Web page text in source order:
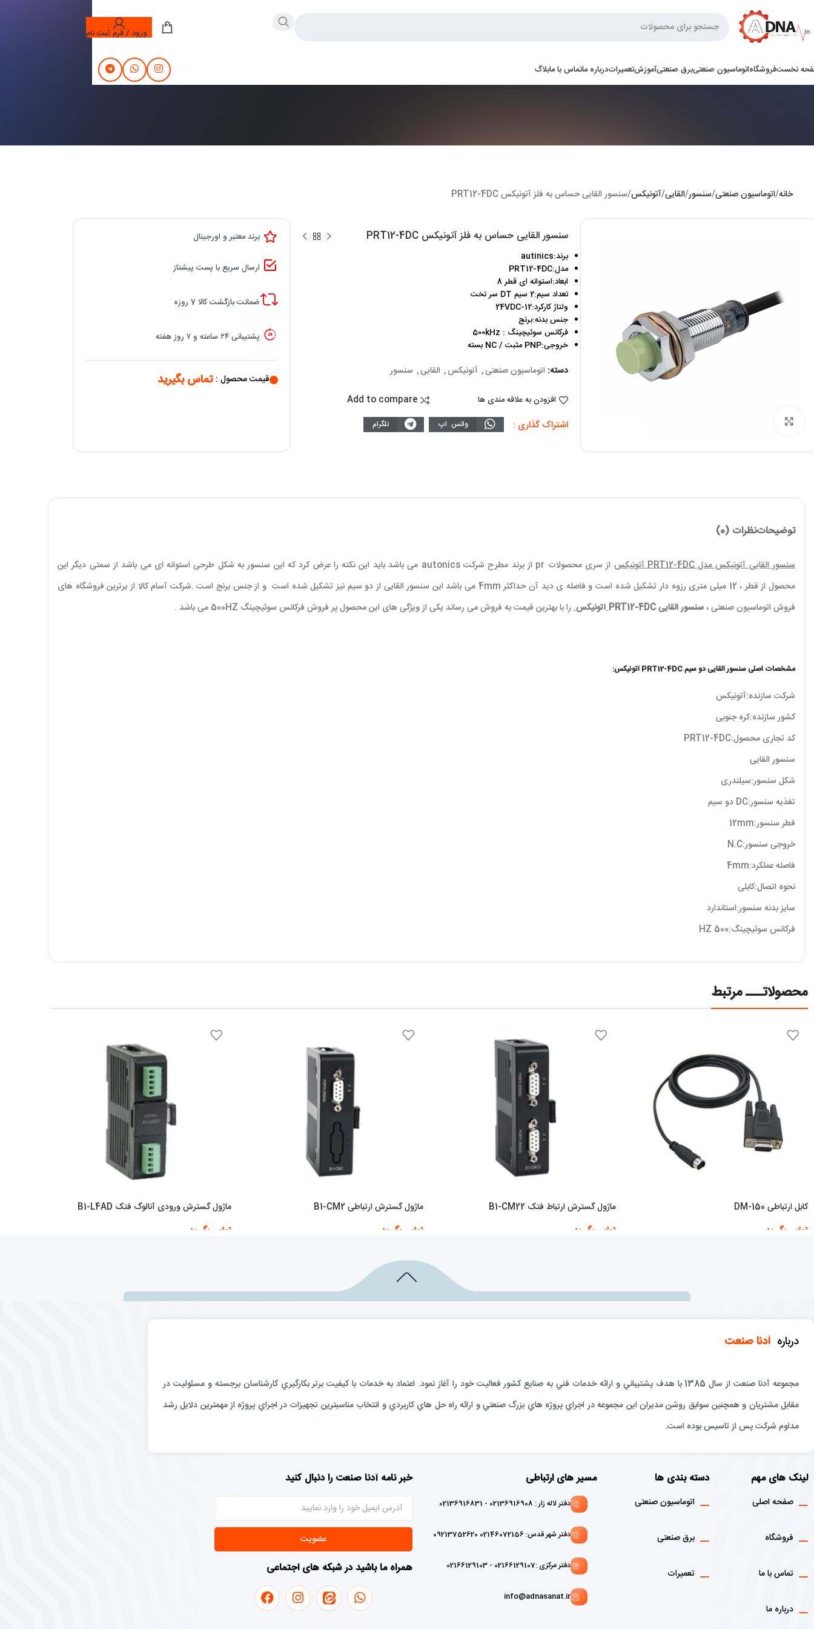
ورود / فرم ثبت نام
نخستفروشگاهاتوماسیون صنعتیبرق صنعتیآموزشتعمیراتدرباره ماتماس با مابلاگ
خانه اتوماسیون صنعتی سنسور القایی آتونیکس سنسور القایی حساس به فلز آتونیکس PRT12-4DC
سنسور القایی حساس به فلز آتونیکس PRT12-4DC
برند:autinics
مدل:PRT12-4DC
ابعاد:استوانه ای قطر 8
تعداد سیم:2 سیم DT سر تخت
ولتاژ کارکرد:12-24VDC
جنس بدنه:برنج
فرکانس سوئیچینگ : 500kHz
خروجی:PNP مثبت / NC بسته
دسته: اتوماسیون صنعتی, آتونیکس, القایی, سنسور
افزودن به علاقه مندی ها Add to compare
اشتراک گذاری : واتس اپ تلگرام
برند معتبر و اورجینال
ارسال سریع با پست پیشتاز
ضمانت بازگشت کالا 7 روزه
پشتیبانی ۲۴ ساعته و ۷ روز هفته
قیمت محصول : تماس بگیرید
توضیحاتنظرات (0)
سنسور القایی آتونیکس مدل PRT12-4DC آتونیکس
از سری محصولات pr از برند مطرح شرکت autonics می باشد باید این نکته را عرض کرد که این سنسور به شکل طرحی استوانه ای می باشد از سمتی دیگر این
محصول از قطر ، 12 میلی متری رزوه دار تشکیل شده است و فاصله ی دید آن حداکثر 4mm می باشد این سنسور القایی از دو سیم نیز تشکیل شده است و از جنس برنج است .شرکت آسام کالا از برترین فروشگاه های
فروش اتوماسیون صنعتی ، سنسور القایی PRT12-4DC آتونیکس را با بهترین قیمت به فروش می رساند یکی از ویژگی های این محصول پر فروش فرکانس سوئیچینگ 500HZ می باشد .
مشخصات اصلی سنسور القایی دو سیم PRT12-4DC آتونیکس:
شرکت سازنده:آتونیکس
کشور سازنده:کره جنوبی
کد تجاری محصول:PRT12-4DC
سنسور القایی
شکل سنسور:سیلندری
تغذیه سنسور:DC دو سیم
قطر سنسور:12mm
خروجی سنسور:N.C
فاصله عملکرد:4mm
نحوه اتصال:کابلی
سایز بدنه سنسور:استاندارد
فرکانس سوئیچینگ:HZ 500
محصولاتـــ مرتبط
کابل ارتباطی DM-150
تماس بگیرید
ماژول گسترش ارتباط فتک B1-CM22
تماس بگیرید
ماژول گسترش ارتباطی B1-CM2
تماس بگیرید
ماژول گسترش ورودی آنالوگ فتک B1-L4AD
تماس بگیرید
درباره آدنا صنعت
مجموعه آدنا صنعت از سال 1385 با هدف پشتيباني و ارائه خدمات فني به صنايع كشور فعاليت خود را آغاز نمود. اعتماد به خدمات با كيفيت برتر بكارگيري كارشناسان برجسته و مسئوليت در
مقابل مشتريان و همچنين سوابق روشن مديران اين مجموعه در اجراي پروژه هاي بزرگ صنعتي و ارائه راه حل هاي كاربردي و انتخاب مناسبترين تجهيزات در اجراي پروژه از مهمترين دلايل رشد
مداوم شركت پس از تاسيس بوده است.
لینک های مهم
صفحه اصلی
فروشگاه
تماس با ما
درباره ما
دسته بندی ها
اتوماسیون صنعتی
برق صنعتی
تعمیرات
مسیر های ارتباطی
دفتر لاله زار : 02136916908 - 02136916831
دفتر شهر قدس: 02146072156 09213752620
دفتر مرکزی :02166129107 - 02166129103
info@adnasanat.ir
خبر نامه آدنا صنعت را دنبال کنید
عضویت
همراه ما باشید در شبکه های اجتماعی